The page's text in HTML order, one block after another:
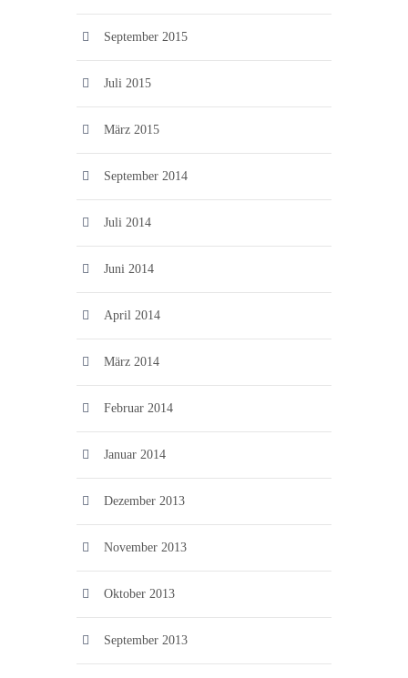
September 2015
Juli 2015
März 2015
September 2014
Juli 2014
Juni 2014
April 2014
März 2014
Februar 2014
Januar 2014
Dezember 2013
November 2013
Oktober 2013
September 2013